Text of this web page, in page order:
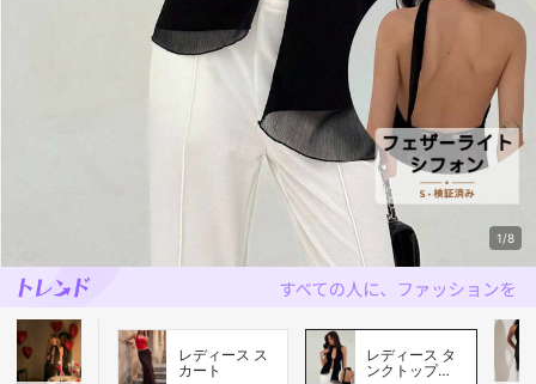
1/8
レディース ス
カート
レディース タ
ンクトップ＆